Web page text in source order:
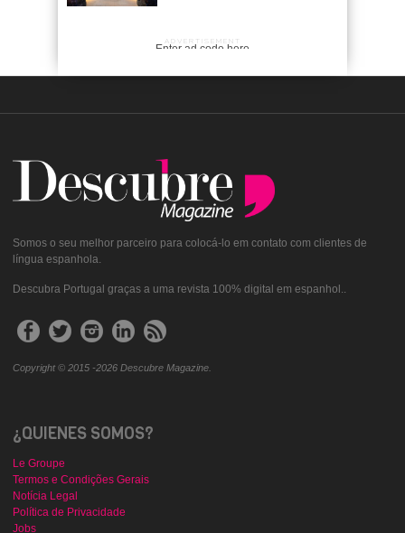
ADVERTISEMENT
Enter ad code here
Somos o seu melhor parceiro para colocá-lo em contato com clientes de
língua espanhola.
Descubra Portugal graças a uma revista 100% digital em espanhol..
Copyright © 2015 -2026 Descubre Magazine.
¿QUIENES SOMOS?
Le Groupe
Termos e Condições Gerais
Notícia Legal
Política de Privacidade
Jobs